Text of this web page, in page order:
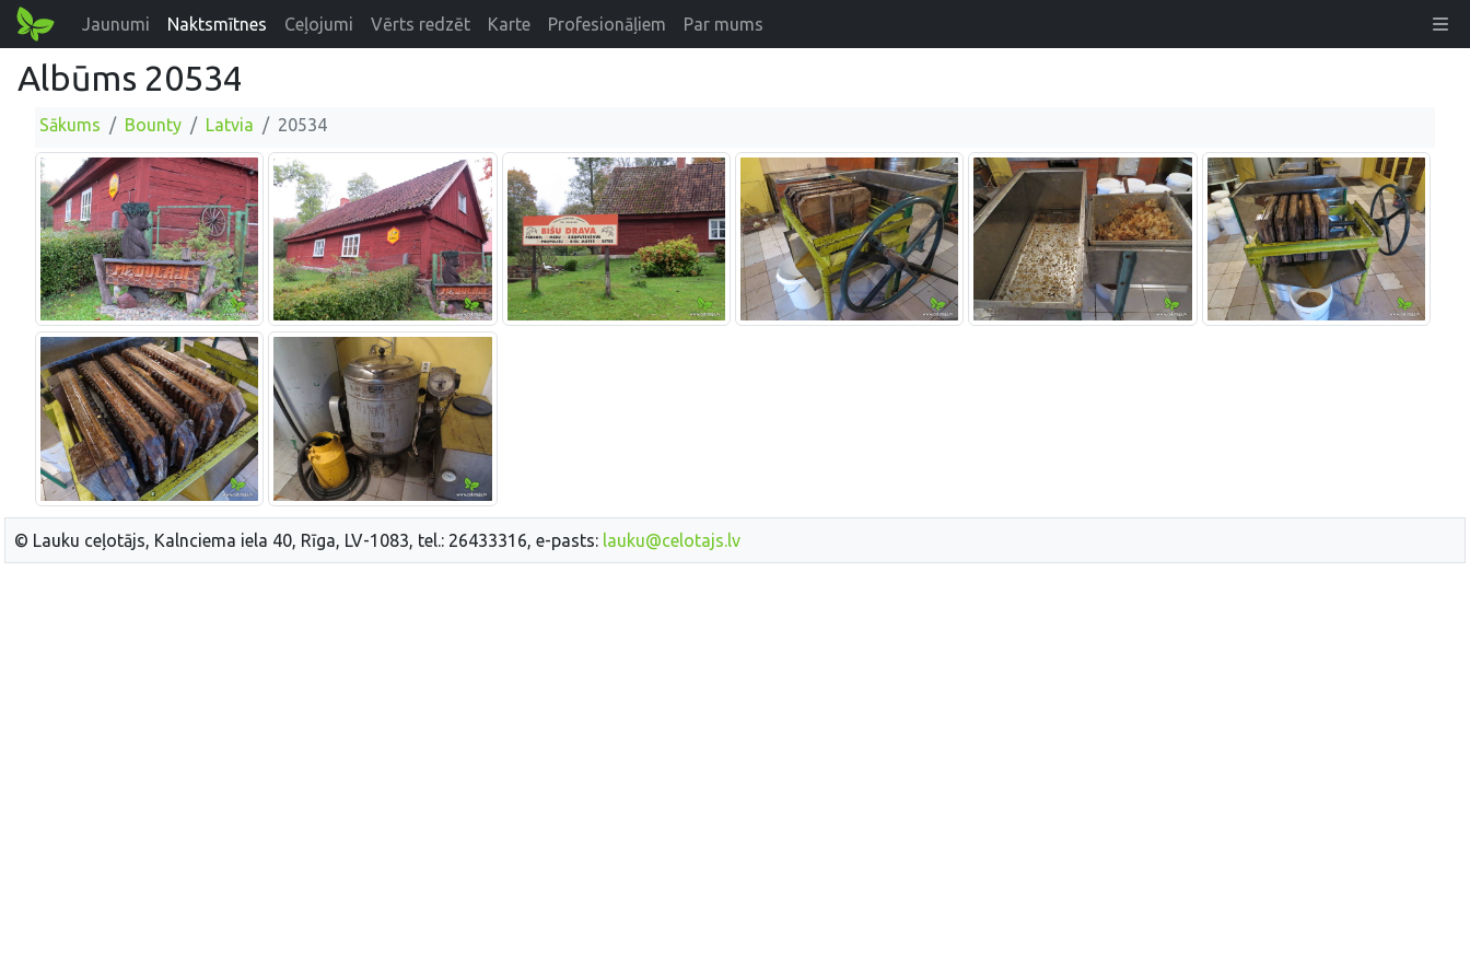
Jaunumi Naktsmītnes Ceļojumi Vērts redzēt Karte Profesionāļiem Par mums
Albūms 20534
Sākums Bounty Latvia 20534
© Lauku ceļotājs, Kalnciema iela 40, Rīga, LV-1083, tel.: 26433316, e-pasts: lauku@celotajs.lv